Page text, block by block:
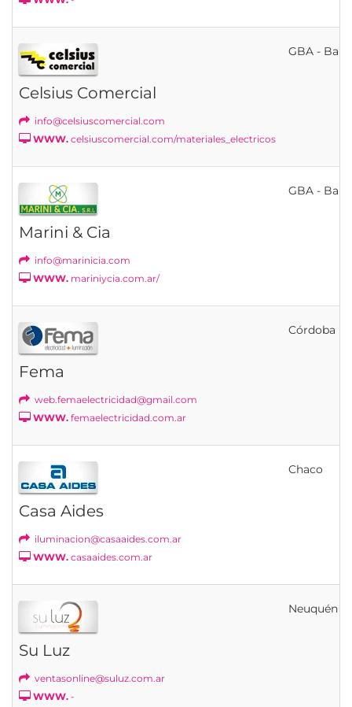
Celsius Comercial
info@celsiuscomercial.com
WWW. celsiuscomercial.com/materiales_electricos
GBA -
Marini & Cia
info@marinicia.com
WWW. mariniycia.com.ar/
GBA -
Fema
web.femaelectricidad@gmail.com
WWW. femaelectricidad.com.ar
Córdoba
Casa Aides
iluminacion@casaaides.com.ar
WWW. casaaides.com.ar
Chaco
Su Luz
ventasonline@suluz.com.ar
WWW. -
Neuquén